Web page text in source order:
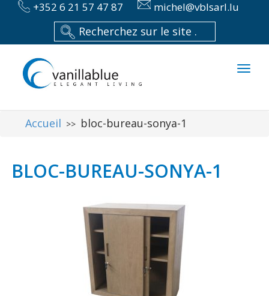
+352 6 21 57 47 87 michel@vblsarl.lu
Accueil >> bloc-bureau-sonya-1
BLOC-BUREAU-SONYA-1